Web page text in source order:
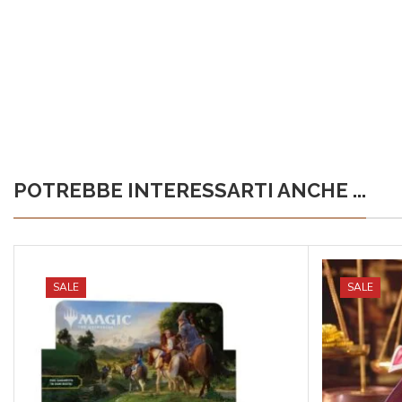
POTREBBE INTERESSARTI ANCHE ...
SALE SALE